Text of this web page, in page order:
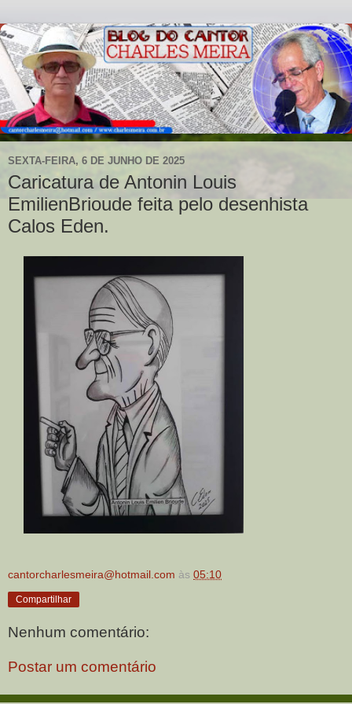
SEXTA-FEIRA, 6 DE JUNHO DE 2025
Caricatura de Antonin Louis
EmilienBrioude feita pelo desenhista
Calos Eden.
cantorcharlesmeira@hotmail.com às 05:10
Compartilhar
Nenhum comentário:
Postar um comentário